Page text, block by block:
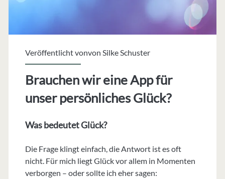
Veröffentlicht vonvon Silke Schuster
Brauchen wir eine App für
unser persönliches Glück?
Was bedeutet Glück?
Die Frage klingt einfach, die Antwort ist es oft
nicht. Für mich liegt Glück vor allem in Momenten
verborgen – oder sollte ich eher sagen: